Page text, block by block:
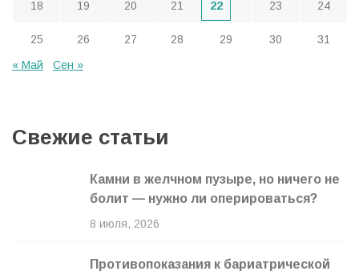
18 19 20 21 22 23 24
25 26 27 28 29 30
31
« Май
Сен »
Свежие статьи
Камни в желчном пузыре, но ничего не
болит — нужно ли оперироваться?
8 июля, 2026
Противопоказания к бариатрической